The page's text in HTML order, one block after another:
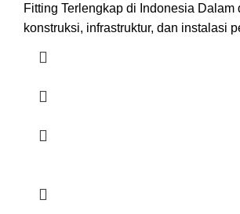
Fitting Terlengkap di Indonesia Dalam
konstruksi, infrastruktur, dan instalasi